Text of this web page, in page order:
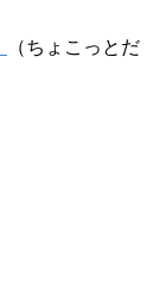
（ちょこっとだ